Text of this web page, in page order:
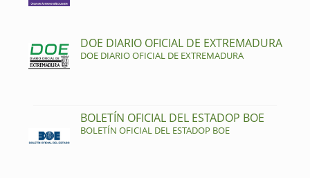
DOE DIARIO OFICIAL DE EXTREMADURA
DOE DIARIO OFICIAL DE EXTREMADURA
BOLETÍN OFICIAL DEL ESTADOP BOE
BOLETÍN OFICIAL DEL ESTADOP BOE